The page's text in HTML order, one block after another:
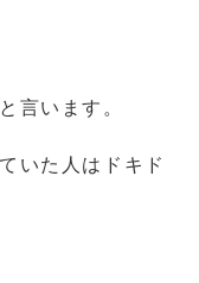
言います。
いた人はドキド